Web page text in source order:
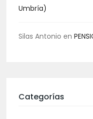
Umbría)
Silas Antonio en
Categorías